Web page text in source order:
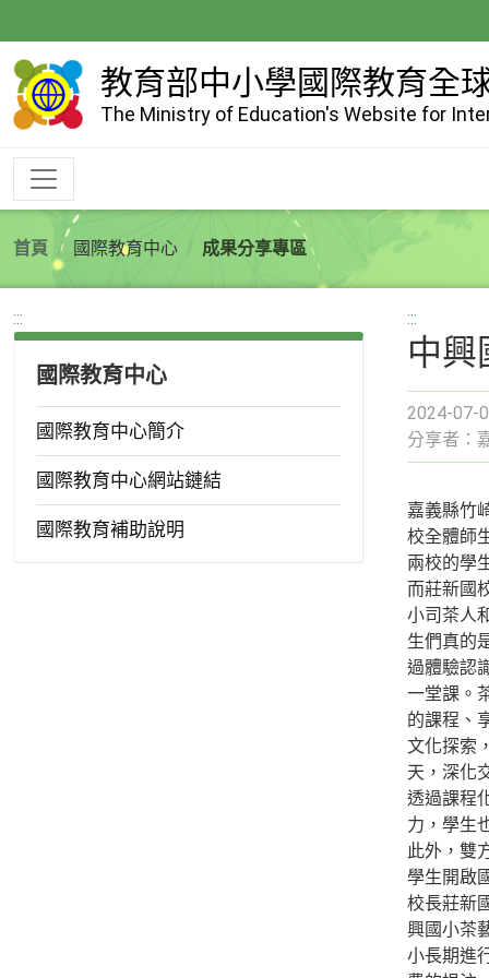
到
主
內
教育部中小學國際教育全
The Ministry of Education's Website for
首頁 國際教育中心 成果分享專區
:::
國際教育中心
國際教育中心簡介
國際教育中心網站鏈結
國際教育補助說明
:::
中興
2024-07-
分享者：
嘉義縣竹
校全體師
兩校的學
而莊新國
小司茶人
生們真的
過體驗認
一堂課。
的課程、
文化探索
天，深化
透過課程
力，學生
此外，雙
學生開啟
校長莊新
興國小茶
小長期進